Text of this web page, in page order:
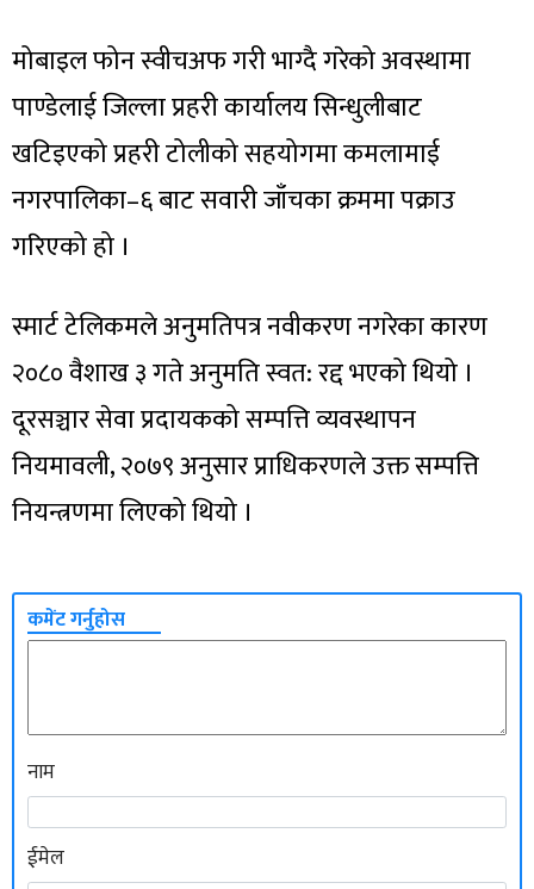
मोबाइल फोन स्वीचअफ गरी भाग्दै गरेको अवस्थामा
पाण्डेलाई जिल्ला प्रहरी कार्यालय सिन्धुलीबाट
खटिइएको प्रहरी टोलीको सहयोगमा कमलामाई
नगरपालिका–६ बाट सवारी जाँचका क्रममा पक्राउ
गरिएको हो ।
स्मार्ट टेलिकमले अनुमतिपत्र नवीकरण नगरेका कारण
२०८० वैशाख ३ गते अनुमति स्वत: रद्द भएको थियो ।
दूरसञ्चार सेवा प्रदायकको सम्पत्ति व्यवस्थापन
नियमावली, २०७९ अनुसार प्राधिकरणले उक्त सम्पत्ति
नियन्त्रणमा लिएको थियो ।
कमेंट गर्नुहोस
नाम
ईमेल